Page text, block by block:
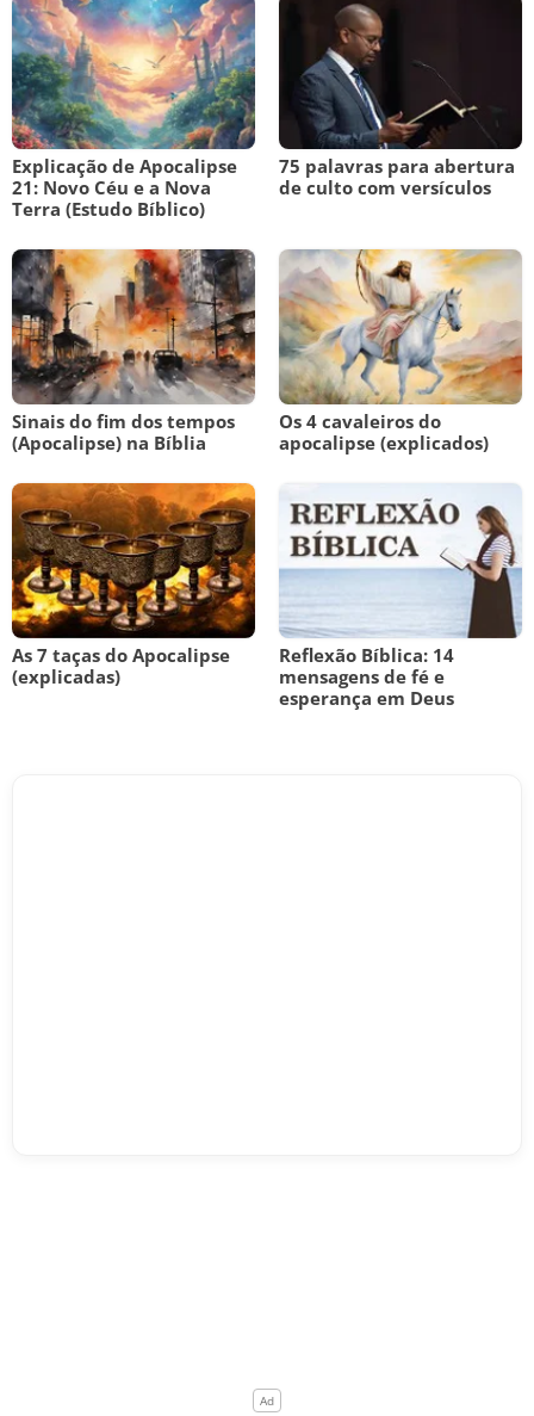
Explicação de Apocalipse
21: Novo Céu e a Nova
Terra (Estudo Bíblico)
75 palavras para abertura
de culto com versículos
Sinais do fim dos tempos
(Apocalipse) na Bíblia
Os 4 cavaleiros do
apocalipse (explicados)
As 7 taças do Apocalipse
(explicadas)
Reflexão Bíblica: 14
mensagens de fé e
esperança em Deus